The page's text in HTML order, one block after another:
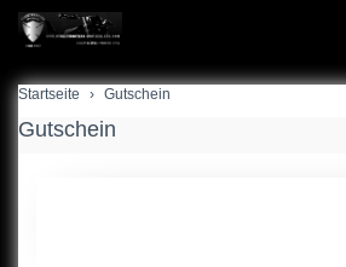
Startseite Gutschein
Gutschein